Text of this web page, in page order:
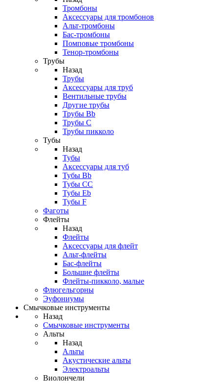
Тромбоны
Аксессуары для тромбонов
Альт-тромбоны
Бас-тромбоны
Помповые тромбоны
Тенор-тромбоны
Трубы
Назад
Трубы
Аксессуары для труб
Вентильные трубы
Другие трубы
Трубы Bb
Трубы C
Трубы пикколо
Тубы
Назад
Тубы
Аксессуары для туб
Тубы Bb
Тубы CC
Тубы Eb
Тубы F
Фаготы
Флейты
Назад
Флейты
Аксессуары для флейт
Альт-флейты
Бас-флейты
Большие флейты
Флейты-пикколо, малые
Флюгельгорны
Эуфониумы
Смычковые инструменты
Назад
Смычковые инструменты
Альты
Назад
Альты
Акустические альты
Электроальты
Виолончели